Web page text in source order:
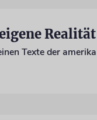
Realität